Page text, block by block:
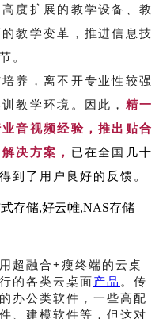
度扩展的教学设备、教
教学变革，推进信息技
。
养，离不开专业性较强
教学环境。因此， 精一
音视频经验，推出贴合
决方案， 已在全国几十
到了用户良好的反馈。
超融合+瘦终端的云桌
的各类云桌面产品 。传
办公类软件，一些高配
、建模软件等，但这对